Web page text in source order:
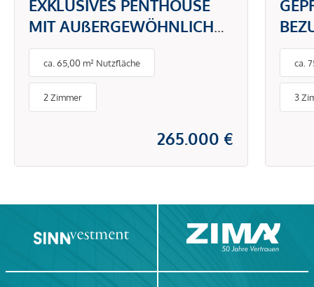
EXKLUSIVES PENTHOUSE
MIT AUßERGEWÖHNLICH
GROßER DACHTERRASSE
UND TRAUMHAFTEM
WEITBLICK
ca. 65,00 m² Nutzfläche
2 Zimmer
265.000 €
ca.
3